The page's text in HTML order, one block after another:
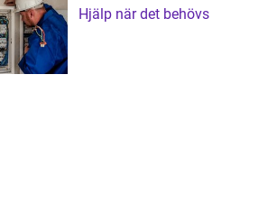
Hjälp när det behövs